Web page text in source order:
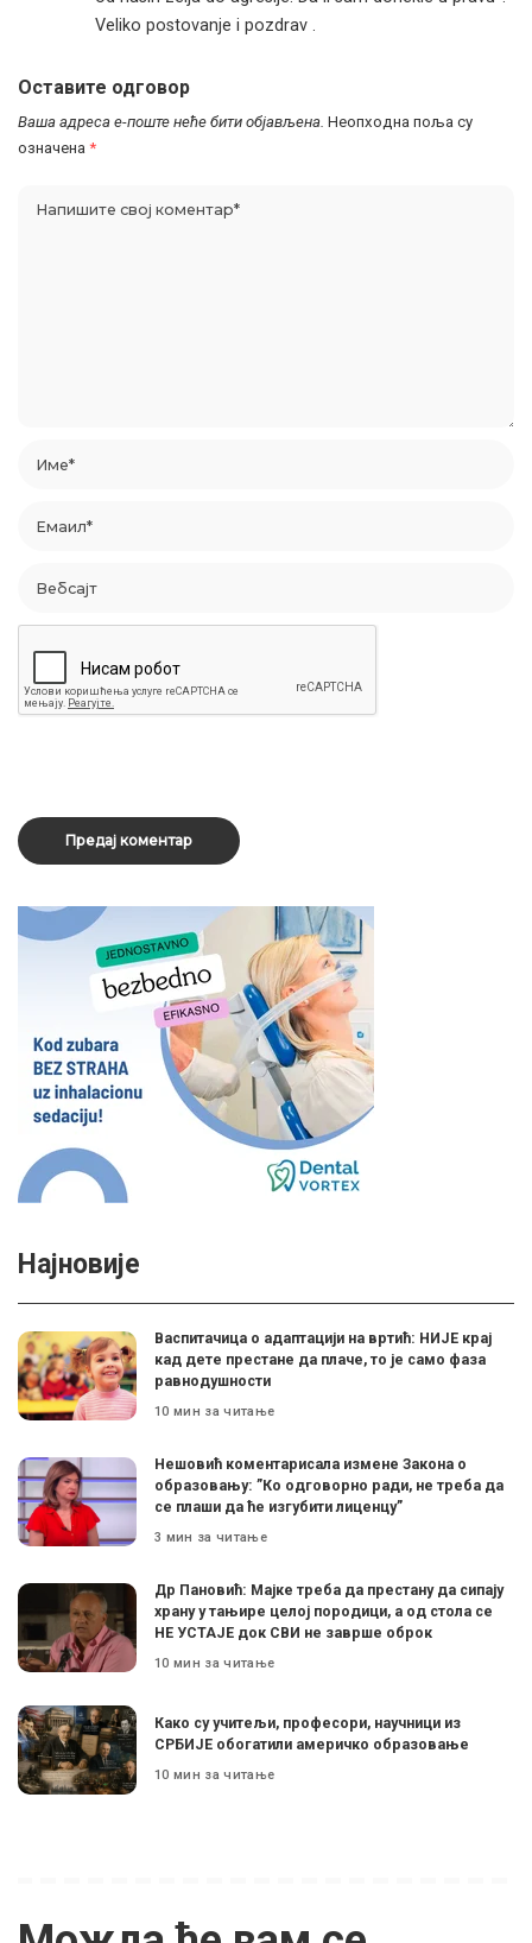
Veliko postovanje i pozdrav .
Оставите одговор
Ваша адреса е-поште неће бити објављена. Неопходна поља су
означена *
Најновије
Васпитачица о адаптацији на вртић: НИЈЕ крај
кад дете престане да плаче, то је само фаза
равнодушности
10 мин за читање
Нешовић коментарисала измене Закона о
образовању: ”Ко одговорно ради, не треба да
се плаши да ће изгубити лиценцу”
3 мин за читање
Др Пановић: Мајке треба да престану да сипају
храну у тањире целој породици, а од стола се
НЕ УСТАЈЕ док СВИ не заврше оброк
10 мин за читање
Како су учитељи, професори, научници из
СРБИЈЕ обогатили америчко образовање
10 мин за читање